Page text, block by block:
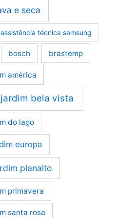
e seca
assistência técnica samsung
bosch brastemp
américa
bela vista
do lago
europa
planalto
primavera
santa rosa